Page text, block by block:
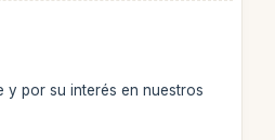
y por su interés en nuestros